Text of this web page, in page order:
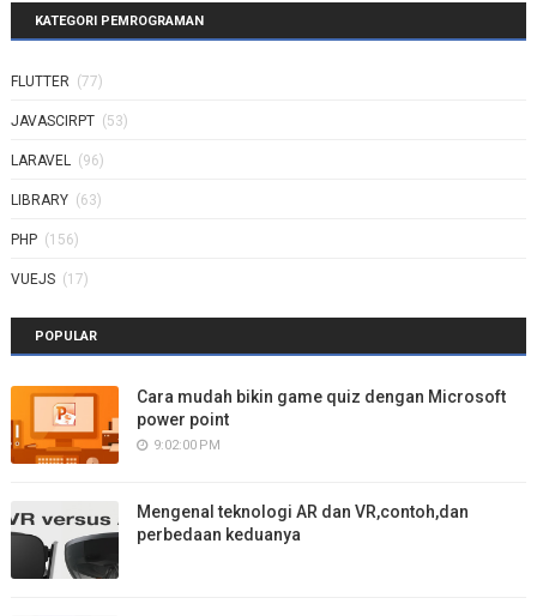
KATEGORI PEMROGRAMAN
FLUTTER (77)
JAVASCIRPT (53)
LARAVEL (96)
LIBRARY (63)
PHP (156)
VUEJS (17)
POPULAR
Cara mudah bikin game quiz dengan Microsoft
power point
9:02:00 PM
Mengenal teknologi AR dan VR,contoh,dan
perbedaan keduanya